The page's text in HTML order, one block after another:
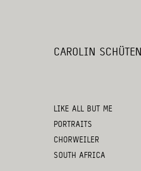
CAROLIN SCHÜTEN
LIKE ALL BUT ME
PORTRAITS
CHORWEILER
SOUTH AFRICA